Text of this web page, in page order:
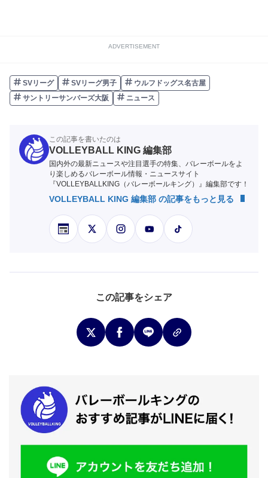
ADVERTISEMENT
SVリーグ SVリーグ男子
ウルフドッグス名古屋
サントリーサンバーズ大阪
ニュース
この記事を書いたのは
VOLLEYBALL KING 編集部
国内外の最新ニュースや注目選手の特集、バレーボールをよ
り楽しめるバレーボール情報・ニュースサイト
『VOLLEYBALLKING（バレーボールキング）』編集部です！
VOLLEYBALL KING 編集部 の記事をもっと見る
この記事をシェア